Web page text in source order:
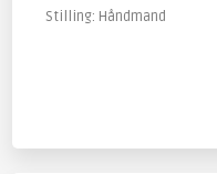
Stilling: Håndmand